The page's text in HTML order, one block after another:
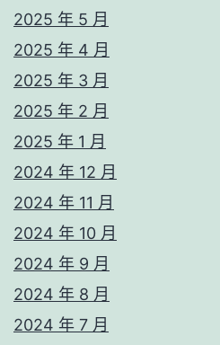
2025 年 5 月
2025 年 4 月
2025 年 3 月
2025 年 2 月
2025 年 1 月
2024 年 12 月
2024 年 11 月
2024 年 10 月
2024 年 9 月
2024 年 8 月
2024 年 7 月